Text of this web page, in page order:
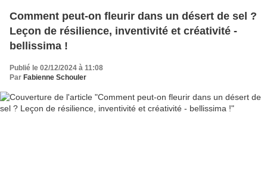
Comment peut-on fleurir dans un désert de sel ?
Leçon de résilience, inventivité et créativité -
bellissima !
Publié le 02/12/2024 à 11:08
Par Fabienne Schouler